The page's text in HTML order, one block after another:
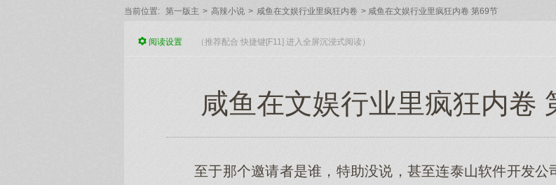
当前位置: 第一版主 > 高辣小说 > 咸鱼在文娱行业里疯狂内卷 > 咸鱼在文娱行业里疯狂内卷 第69节
阅读设置 （推荐配合 快捷键[F11] 进入全屏沉浸式阅读）
咸鱼在文娱行业里疯狂内卷
至于那个邀请者是谁，特助没说，甚至连泰山软件开发